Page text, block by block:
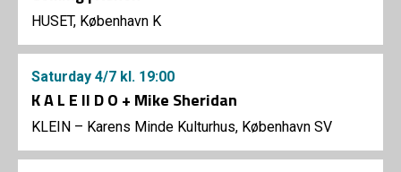
HUSET, København K
Saturday 4/7 kl. 19:00
K A L E II D O + Mike Sheridan
KLEIN – Karens Minde Kulturhus, København SV